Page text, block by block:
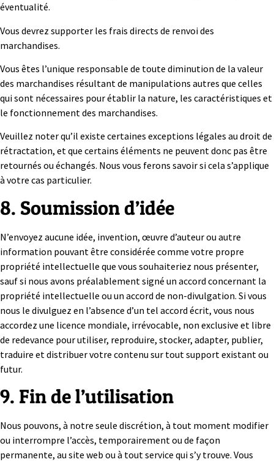
éventualité.
Vous devrez supporter les frais directs de renvoi des
marchandises.
Vous êtes l’unique responsable de toute diminution de la valeur
des marchandises résultant de manipulations autres que celles
qui sont nécessaires pour établir la nature, les caractéristiques et
le fonctionnement des marchandises.
Veuillez noter qu’il existe certaines exceptions légales au droit de
rétractation, et que certains éléments ne peuvent donc pas être
retournés ou échangés. Nous vous ferons savoir si cela s’applique
à votre cas particulier.
8. Soumission d’idée
N’envoyez aucune idée, invention, œuvre d’auteur ou autre
information pouvant être considérée comme votre propre
propriété intellectuelle que vous souhaiteriez nous présenter,
sauf si nous avons préalablement signé un accord concernant la
propriété intellectuelle ou un accord de non-divulgation. Si vous
nous le divulguez en l’absence d’un tel accord écrit, vous nous
accordez une licence mondiale, irrévocable, non exclusive et libre
de redevance pour utiliser, reproduire, stocker, adapter, publier,
traduire et distribuer votre contenu sur tout support existant ou
futur.
9. Fin de l’utilisation
Nous pouvons, à notre seule discrétion, à tout moment modifier
ou interrompre l’accès, temporairement ou de façon
permanente, au site web ou à tout service qui s’y trouve. Vous